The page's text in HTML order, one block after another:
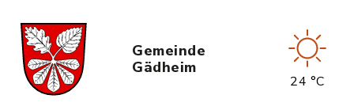
Gemeinde
Gädheim
24 °C